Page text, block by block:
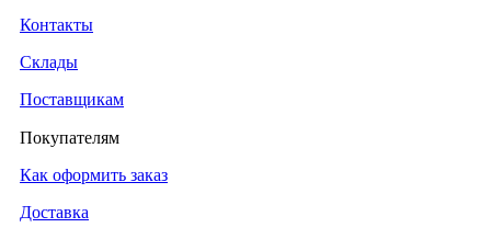
Контакты
Склады
Поставщикам
Покупателям
Как оформить заказ
Доставка